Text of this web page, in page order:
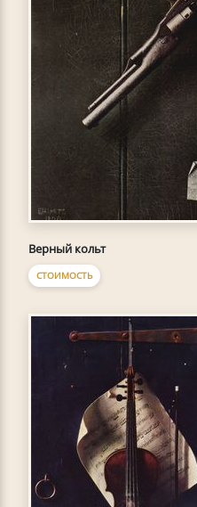
Верный кольт
СТОИМОСТЬ